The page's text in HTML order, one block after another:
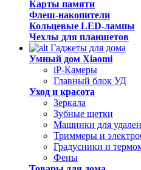
Карты памяти
Флеш-накопители
Кольцевые LED-лампы
Чехлы для планшетов
Гаджеты для дома
Умный дом Xiaomi
iP-Камеры
Главный блок УД
Уход и красота
Зеркала
Зубные щетки
Машинки для
Триммеры и
Градусники и
Фены